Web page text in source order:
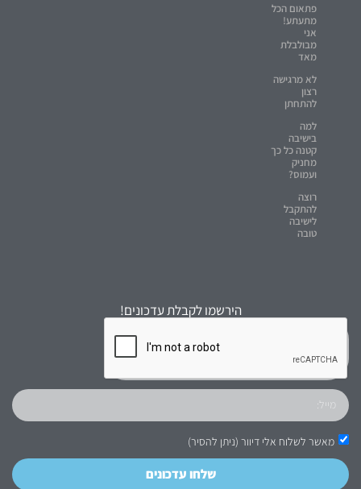
פתאום הכל
מתעתע!
אני
מבולבלת
מאד
לא מרגישה
רצון
להתחתן
למה
בישיבה
קטנה כל כך
מחניק
ועמוס?
רוצה
להתקבל
לישיבה
טובה
הירשמו לקבלת עדכונים!
מאשר לשלוח אלי דיוור (ניתן להסיר)
שלחו עדכונים